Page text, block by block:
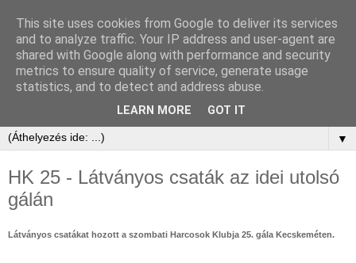
▼
HK 25 - Látványos csaták az idei utolsó
gálán
Látványos csatákat hozott a szombati Harcosok Klubja 25. gála Kecskeméten.
This site uses cookies from Google to deliver its services
and to analyze traffic. Your IP address and user-agent are
shared with Google along with performance and security
metrics to ensure quality of service, generate usage
statistics, and to detect and address abuse.
LEARN MORE GOT IT